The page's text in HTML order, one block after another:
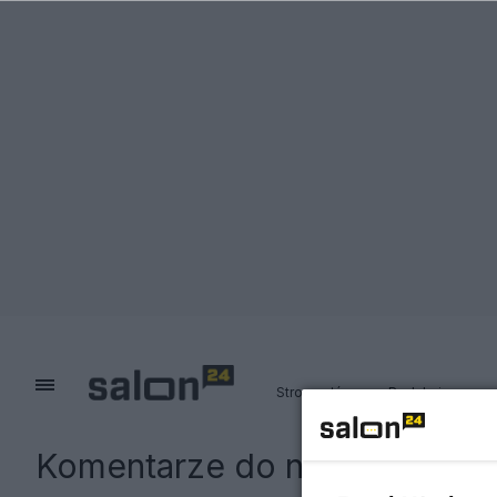
Strona główna Redakcja
Komentarze do notki: